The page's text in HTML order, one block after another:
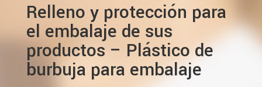
Relleno y protección para
el embalaje de sus
productos – Plástico de
burbuja para embalaje